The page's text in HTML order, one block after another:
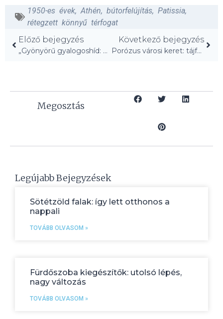
1950-es évek,Athén, bútorfelújítás, Patissia,
rétegzett könnyű térfogat
Előző bejegyzés
„Gyönyörű gyalogoshíd: Felsőkertek Bangkok szívében!”
Következő bejegyzés
Porózus városi keret: tájformáló mongol városfejlesztés
Megosztás
Legújabb Bejegyzések
Sötétzöld falak: így lett otthonos a
nappali
TOVÁBB OLVASOM »
Fürdőszoba kiegészítők: utolsó lépés,
nagy változás
TOVÁBB OLVASOM »